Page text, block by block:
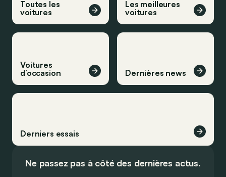
Toutes les
voitures
Les meilleures
voitures
Voitures
d’occasion
Dernières news
Derniers essais
Ne passez pas à côté des dernières actus.